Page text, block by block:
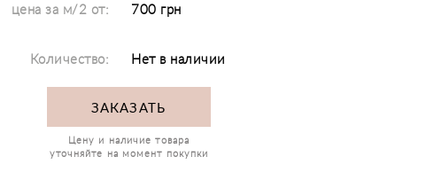
цена за м/2 от: 700 грн
Количество: Нет в наличии
ЗАКАЗАТЬ
Цену и наличие товара
уточняйте на момент покупки